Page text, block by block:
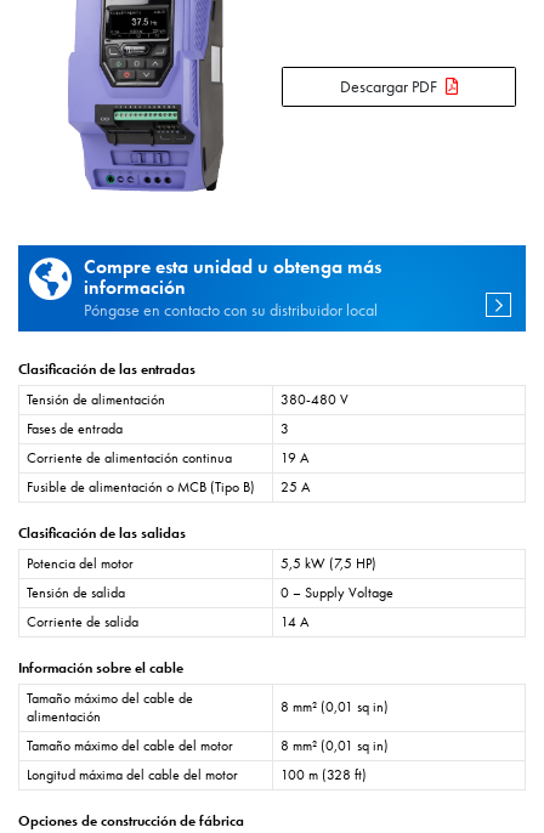
Descargar PDF
Compre esta unidad u obtenga más
información
Póngase en contacto con su distribuidor local
Clasificación de las entradas
Tensión de alimentación
380-480 V
Fases de entrada
3
Corriente de alimentación continua
19 A
Fusible de alimentación o MCB (Tipo B)
25 A
Clasificación de las salidas
Potencia del motor
5,5 kW (7,5 HP)
Tensión de salida
0 – Supply Voltage
Corriente de salida
14 A
Información sobre el cable
Tamaño máximo del cable de
alimentación
8 mm² (0,01 sq in)
Tamaño máximo del cable del motor
8 mm² (0,01 sq in)
Longitud máxima del cable del motor
100 m (328 ft)
Opciones de construcción de fábrica